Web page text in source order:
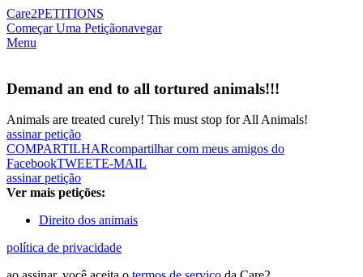
Care2PETITIONS
Começar Uma Petiçãonavegar
Menu
Demand an end to all tortured animals!!!
Animals are treated curely! This must stop for All Animals!
assinar petição
COMPARTILHARcompartilhar com meus amigos do
FacebookTWEETE-MAIL
assinar petição
Ver mais petições:
Direito dos animais
política de privacidade